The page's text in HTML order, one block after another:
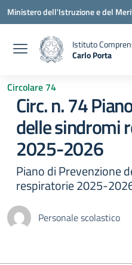
Vai ai contenuti
Vai al menu di navigazione
Vai al footer
Ministero dell'Istruzione e del
Istituto
Carlo Porta
Circolare 74
Circ. n. 74
delle sindromi
2025-2026
Piano di Prevenzione
respiratorie 2025-
Personale scolastico